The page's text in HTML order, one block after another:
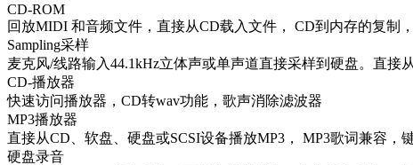
CD-ROM
回放MIDI 和音频文件，直接从CD载入文件， CD到内存的复制
Sampling采样
麦克风/线路输入44.1kHz立体声或单声道直接采样到硬盘。直接
CD-播放器
快速访问播放器，CD转wav功能，歌声消除滤波器
MP3播放器
直接从CD、软盘、硬盘或SCSI设备播放MP3， MP3歌词兼容，
硬盘录音